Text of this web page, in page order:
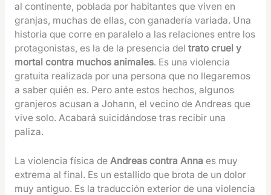
al continente, poblada por habitantes que viven en
granjas, muchas de ellas, con ganadería variada. Una
historia que corre en paralelo a las relaciones entre los
protagonistas, es la de la presencia del trato cruel y
mortal contra muchos animales. Es una violencia
gratuita realizada por una persona que no llegaremos
a saber quién es. Pero ante estos hechos, algunos
granjeros acusan a Johann, el vecino de Andreas que
vive solo. Acabará suicidándose tras recibir una
paliza.
La violencia física de Andreas contra Anna es muy
extrema al final. Es un estallido que brota de un dolor
muy antiguo. Es la traducción exterior de una violencia